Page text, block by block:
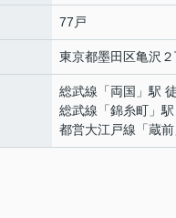
77戸
東京都墨田区亀沢
総武線 「両国 」駅
総武線 「錦糸町 」
都営大江戸線 「蔵前